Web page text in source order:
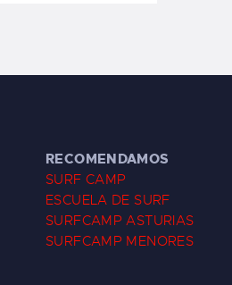
RECOMENDAMOS
SURF CAMP
ESCUELA DE SURF
SURFCAMP ASTURIAS
SURFCAMP MENORES